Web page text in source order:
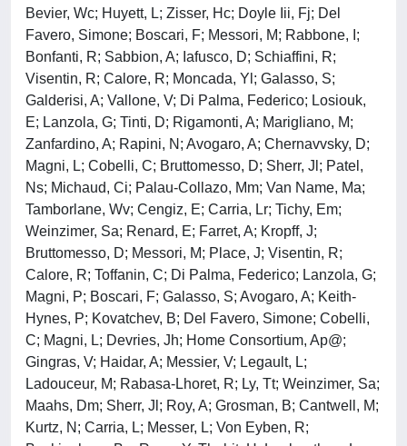
Bevier, Wc; Huyett, L; Zisser, Hc; Doyle Iii, Fj; Del
Favero, Simone; Boscari, F; Messori, M; Rabbone, I;
Bonfanti, R; Sabbion, A; Iafusco, D; Schiaffini, R;
Visentin, R; Calore, R; Moncada, Yl; Galasso, S;
Galderisi, A; Vallone, V; Di Palma, Federico; Losiouk,
E; Lanzola, G; Tinti, D; Rigamonti, A; Marigliano, M;
Zanfardino, A; Rapini, N; Avogaro, A; Chernavvsky, D;
Magni, L; Cobelli, C; Bruttomesso, D; Sherr, Jl; Patel,
Ns; Michaud, Ci; Palau-Collazo, Mm; Van Name, Ma;
Tamborlane, Wv; Cengiz, E; Carria, Lr; Tichy, Em;
Weinzimer, Sa; Renard, E; Farret, A; Kropff, J;
Bruttomesso, D; Messori, M; Place, J; Visentin, R;
Calore, R; Toffanin, C; Di Palma, Federico; Lanzola, G;
Magni, P; Boscari, F; Galasso, S; Avogaro, A; Keith-
Hynes, P; Kovatchev, B; Del Favero, Simone; Cobelli,
C; Magni, L; Devries, Jh; Home Consortium, Ap@;
Gingras, V; Haidar, A; Messier, V; Legault, L;
Ladouceur, M; Rabasa-Lhoret, R; Ly, Tt; Weinzimer, Sa;
Maahs, Dm; Sherr, Jl; Roy, A; Grosman, B; Cantwell, M;
Kurtz, N; Carria, L; Messer, L; Von Eyben, R;